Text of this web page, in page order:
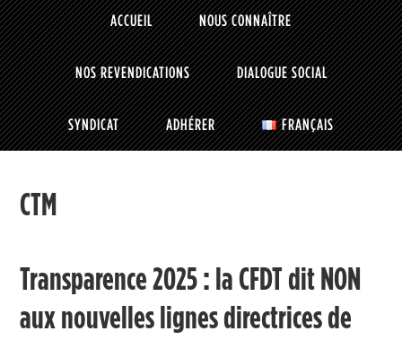
ACCUEIL NOUS CONNAÎTRE
NOS REVENDICATIONS DIALOGUE SOCIAL
SYNDICAT ADHÉRER FRANÇAIS
CTM
Transparence 2025 : la CFDT dit NON
aux nouvelles lignes directrices de